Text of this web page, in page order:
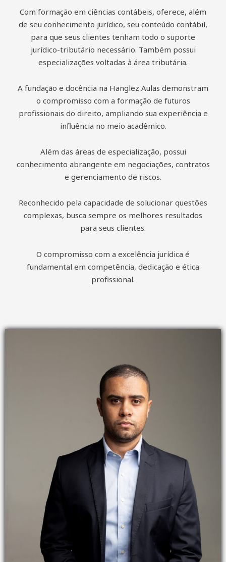
Com formação em ciências contábeis, oferece, além
de seu conhecimento jurídico, seu conteúdo contábil,
para que seus clientes tenham todo o suporte
jurídico-tributário necessário. Também possui
especializações voltadas à área tributária.
A fundação e docência na Hanglez Aulas demonstram
o compromisso com a formação de futuros
profissionais do direito, ampliando sua experiência e
influência no meio acadêmico.
Além das áreas de especialização, possui
conhecimento abrangente em negociações, contratos
e gerenciamento de riscos.
Reconhecido pela capacidade de solucionar questões
complexas, busca sempre os melhores resultados
para seus clientes.
O compromisso com a excelência jurídica é
fundamental em competência, dedicação e ética
profissional.